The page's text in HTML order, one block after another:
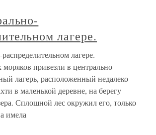
лагере.
лагере.
привезли в центрально-
лагерь, расположенный недалеко
в маленькой деревне, на берегу
Сплошной лес окружил его, только
имела